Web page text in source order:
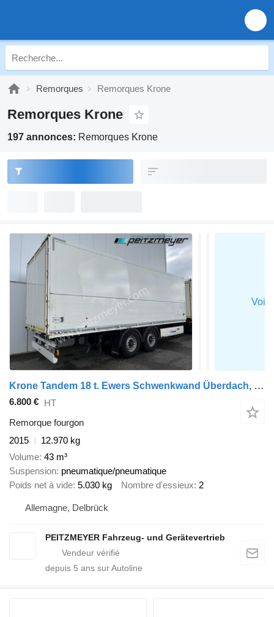
Remorques Remorques Krone
Remorques Krone
197 annonces: Remorques Krone
Krone Tandem 18 t. Ewers Schwenkwand Überdach, Hecktüren tiefgekuppel
6.800 € HT
Remorque fourgon
2015
12.970 kg
Volume 43 m³
Suspension pneumatique/pneumatique
Poids net à vide 5.030 kg Nombre d'essieux 2
Allemagne, Delbrück
PEITZMEYER Fahrzeug- und Gerätevertrieb
depuis 5 ans sur Autoline